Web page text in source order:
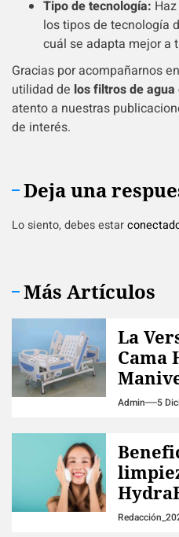
Tipo de tecnología:
los tipos de tecnología
cuál se adapta mejor a
Gracias por acompañarnos
utilidad de los filtros de
atento a nuestras
de interés.
Deja una
Lo siento, debes estar
Más Artículos
La
Cama
Admin 5